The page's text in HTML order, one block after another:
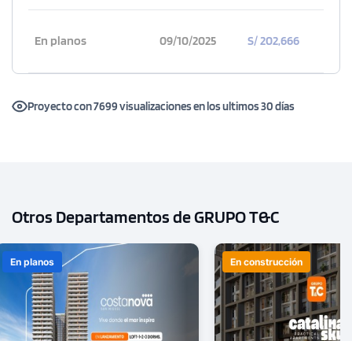
En planos 09/10/2025 S/ 202,666
Proyecto con 7699 visualizaciones en los ultimos 30 días
Otros Departamentos de GRUPO T&C
En planos En construcción